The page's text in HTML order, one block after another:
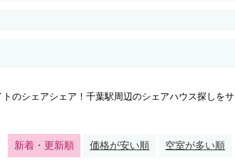
のシェアシェア！千葉駅周辺のシェアハウス探しをサ
新着・更新順 価格が安い順 空室が多い順